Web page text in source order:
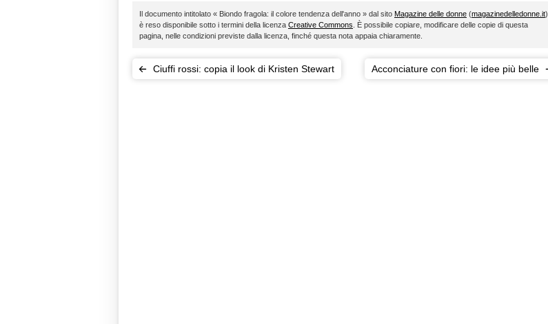
Il documento intitolato « Biondo fragola: il colore tendenza dell'anno » dal sito Magazine delle donne (magazinedelledonne.it)
è reso disponibile sotto i termini della licenza Creative Commons . È possibile copiare, modificare delle copie di questa
pagina, nelle condizioni previste dalla licenza, finché questa nota appaia chiaramente.
Ciuffi rossi: copia il look di Kristen Stewart Acconciature con fiori: le idee più belle